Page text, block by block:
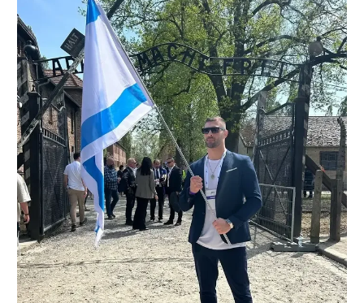
מדיניות פרטיות
תקנון פעילות ספורט 1
רשיון להקרנה פומבית לבית עסק
הצטרפות לחבילת הערוצים
לוח דרושים – ג'ובנט
תגיות
המגזין
אומנויות לחימה
גיימינג E-Sports